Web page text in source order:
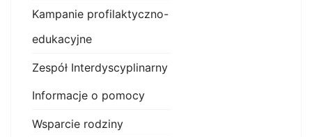
Kampanie profilaktyczno-
edukacyjne
Zespół Interdyscyplinarny
Informacje o pomocy
Wsparcie rodziny